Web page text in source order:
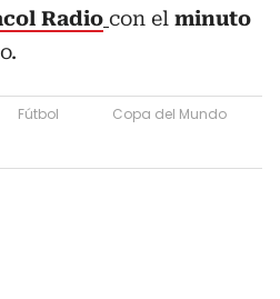
Radio con el minuto
Fútbol
Copa del Mundo